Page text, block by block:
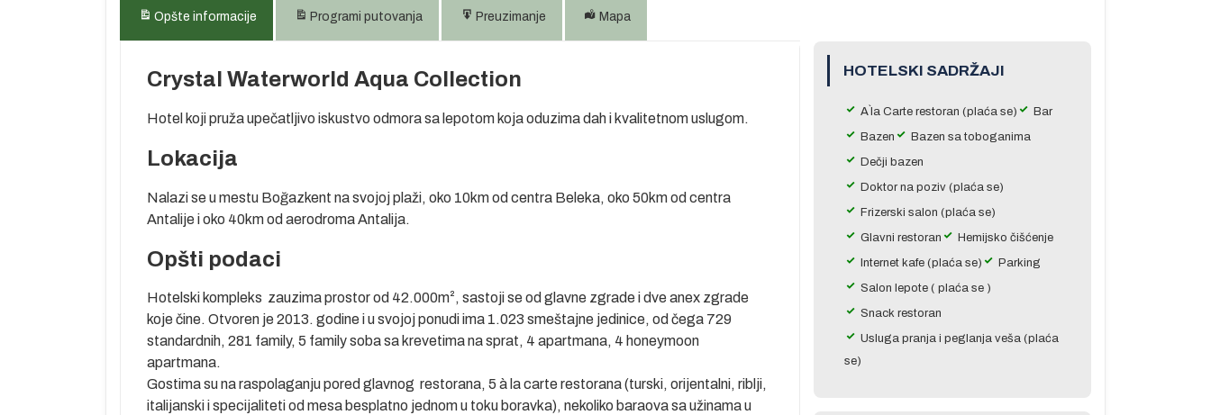
Opšte informacije Programi putovanja Preuzimanje Mapa
Crystal Waterworld Aqua Collection
Hotel koji pruža upečatljivo iskustvo odmora sa lepotom koja oduzima dah i kvalitetnom uslugom.
Lokacija
Nalazi se u mestu Boğazkent na svojoj plaži, oko 10km od centra Beleka, oko 50km od centra
Antalije i oko 40km od aerodroma Antalija.
Opšti podaci
Hotelski kompleks zauzima prostor od 42.000m², sastoji se od glavne zgrade i dve anex zgrade
koje čine. Otvoren je 2013. godine i u svojoj ponudi ima 1.023 smeštajne jedinice, od čega 729
standardnih, 281 family, 5 family soba sa krevetima na sprat, 4 apartmana, 4 honeymoon
apartmana.
Gostima su na raspolaganju pored glavnog restorana, 5 à la carte restorana (turski, orijentalni, riblji,
italijanski i specijaliteti od mesa besplatno jednom u toku boravka), nekoliko baraova sa užinama u
HOTELSKI SADRŽAJI
A`la Carte restoran (plaća se)
Bar
Bazen
Bazen sa toboganima
Dečji bazen
Doktor na poziv (plaća se)
Frizerski salon (plaća se)
Glavni restoran
Hemijsko čišćenje
Internet kafe (plaća se)
Parking
Salon lepote ( plaća se )
Snack restoran
Usluga pranja i peglanja veša (plaća
se)